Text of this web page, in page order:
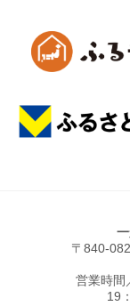
〒840-
営業時間
19